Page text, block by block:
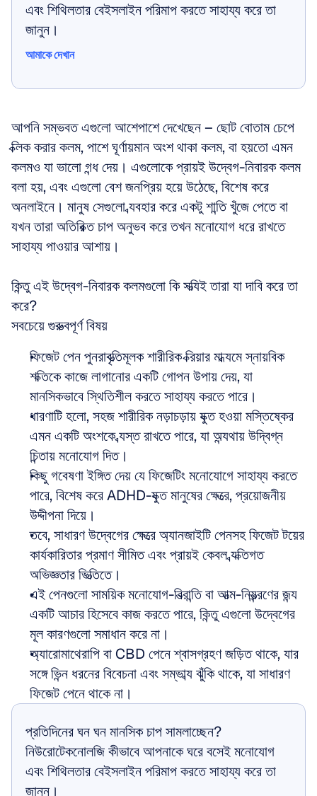
এবং শিথিলতার বেইসলাইন পরিমাপ করতে সাহায্য করে তা
জানুন।
আমাকে দেখান
আপনি সম্ভবত এগুলো আশেপাশে দেখেছেন – ছোট বোতাম চেপে
ক্লিক করার কলম, পাশে ঘূর্ণায়মান অংশ থাকা কলম, বা হয়তো এমন
কলমও যা ভালো গন্ধ দেয়। এগুলোকে প্রায়ই উদ্বেগ-নিবারক কলম
বলা হয়, এবং এগুলো বেশ জনপ্রিয় হয়ে উঠেছে, বিশেষ করে
অনলাইনে। মানুষ সেগুলো ব্যবহার করে একটু শান্তি খুঁজে পেতে বা
যখন তারা অতিরিক্ত চাপ অনুভব করে তখন মনোযোগ ধরে রাখতে
সাহায্য পাওয়ার আশায়।
কিন্তু এই উদ্বেগ-নিবারক কলমগুলো কি সত্যিই তারা যা দাবি করে তা
করে?
সবচেয়ে গুরুত্বপূর্ণ বিষয়
ফিজেট পেন পুনরাবৃত্তিমূলক শারীরিক ক্রিয়ার মাধ্যমে স্নায়বিক
শক্তিকে কাজে লাগানোর একটি গোপন উপায় দেয়, যা
মানসিকভাবে স্থিতিশীল করতে সাহায্য করতে পারে।
ধারণাটি হলো, সহজ শারীরিক নড়াচড়ায় যুক্ত হওয়া মস্তিষ্কের
এমন একটি অংশকে ব্যস্ত রাখতে পারে, যা অন্যথায় উদ্বিগ্ন
চিন্তায় মনোযোগ দিত।
কিছু গবেষণা ইঙ্গিত দেয় যে ফিজেটিং মনোযোগে সাহায্য করতে
পারে, বিশেষ করে ADHD-যুক্ত মানুষের ক্ষেত্রে, প্রয়োজনীয়
উদ্দীপনা দিয়ে।
তবে, সাধারণ উদ্বেগের ক্ষেত্রে অ্যানজাইটি পেনসহ ফিজেট টয়ের
কার্যকারিতার প্রমাণ সীমিত এবং প্রায়ই কেবল ব্যক্তিগত
অভিজ্ঞতার ভিত্তিতে।
এই পেনগুলো সাময়িক মনোযোগ-বিভ্রান্তি বা আত্ম-নিয়ন্ত্রণের জন্য
একটি আচার হিসেবে কাজ করতে পারে, কিন্তু এগুলো উদ্বেগের
মূল কারণগুলো সমাধান করে না।
অ্যারোমাথেরাপি বা CBD পেনে শ্বাসগ্রহণ জড়িত থাকে, যার
সঙ্গে ভিন্ন ধরনের বিবেচনা এবং সম্ভাব্য ঝুঁকি থাকে, যা সাধারণ
ফিজেট পেনে থাকে না।
প্রতিদিনের ঘন ঘন মানসিক চাপ সামলাচ্ছেন?
নিউরোটেকনোলজি কীভাবে আপনাকে ঘরে বসেই মনোযোগ
এবং শিথিলতার বেইসলাইন পরিমাপ করতে সাহায্য করে তা
জানুন।